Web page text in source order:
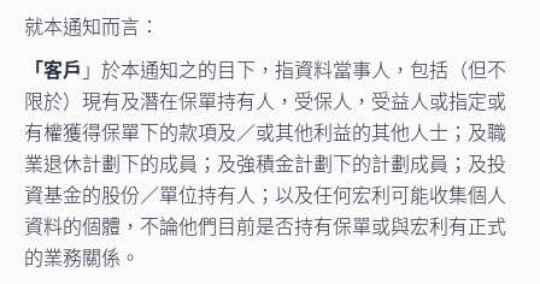
就本通知而言：
「客戶 」於本通知之的目下，指資料當事人，包括（但不
限於）現有及潛在保單持有人，受保人，受益人或指定或
有權獲得保單下的款項及／或其他利益的其他人士；及職
業退休計劃下的成員；及強積金計劃下的計劃成員；及投
資基金的股份／單位持有人；以及任何宏利可能收集個人
資料的個體，不論他們目前是否持有保單或與宏利有正式
的業務關係。